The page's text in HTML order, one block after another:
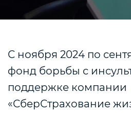
С ноября 2024 по
фонд борьбы с
поддержке компании
«СберСтрахование